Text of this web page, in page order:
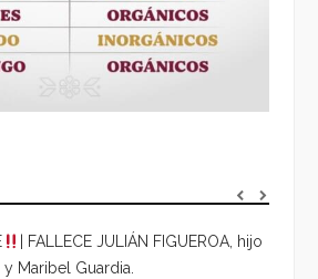
| FALLECE JULIÁN FIGUEROA, hijo
Maribel Guardia.